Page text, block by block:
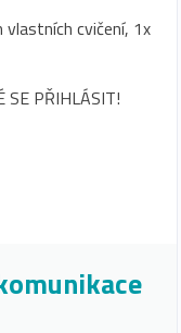
cvičení, 1x
SE PŘIHLÁSIT!